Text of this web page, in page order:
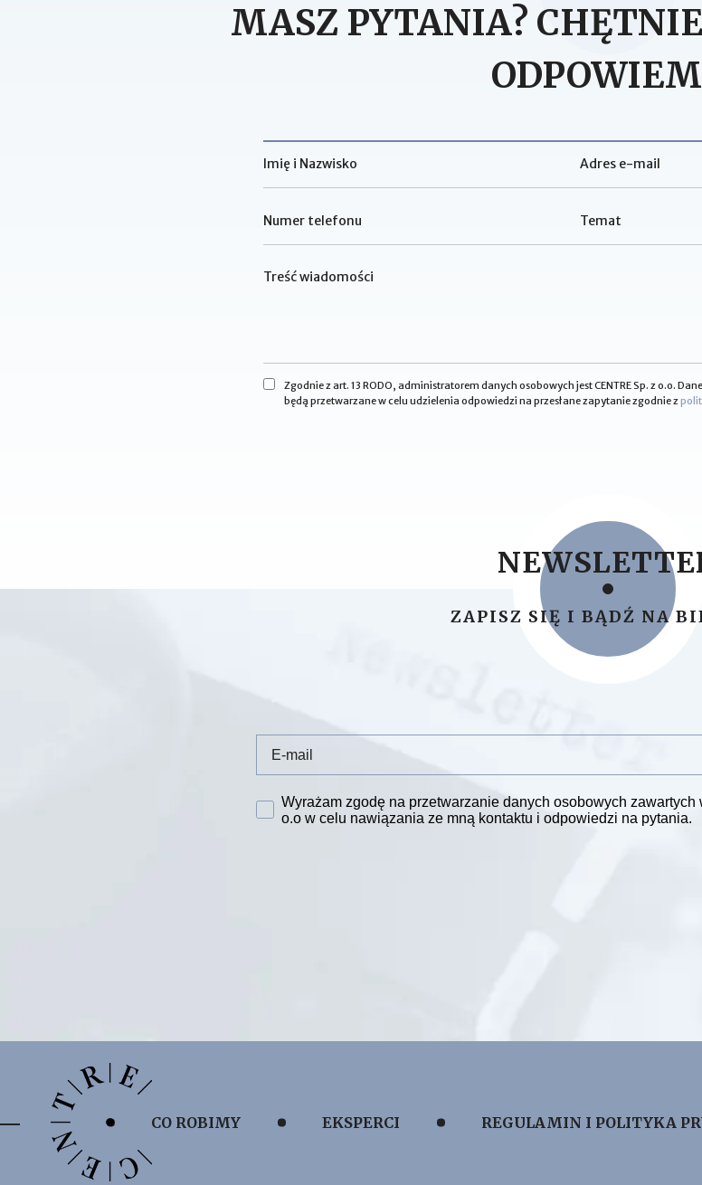
MASZ PYTANIA?
Zgodnie z art. 13 RODO, administratorem danych osobowych jest CENTRE Sp. z o.o.
będą przetwarzane w celu udzielenia odpowiedzi na przesłane zapytanie zgodnie z
ZAPISZ SIĘ I BĄDŹ NA
Zgoda na przetwarzanie danych
Wyrażam zgodę na przetwarzanie danych osobowych
o.o w celu nawiązania ze mną kontaktu i odpowiedzi na pytania.
CO ROBIMY EKSPERCI REGULAMIN I POLITYKA